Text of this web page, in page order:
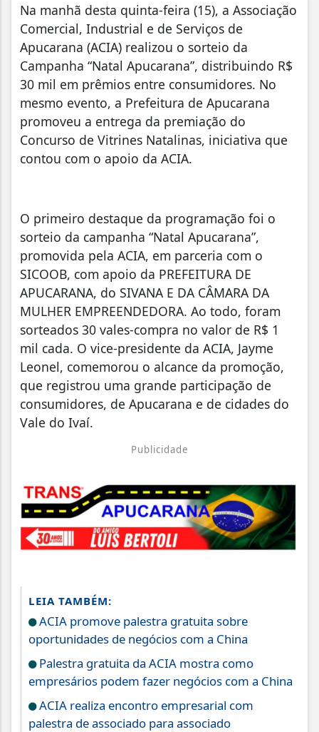
Na manhã desta quinta-feira (15), a Associação
Comercial, Industrial e de Serviços de
Apucarana (ACIA) realizou o sorteio da
Campanha “Natal Apucarana”, distribuindo R$
30 mil em prêmios entre consumidores. No
mesmo evento, a Prefeitura de Apucarana
promoveu a entrega da premiação do
Concurso de Vitrines Natalinas, iniciativa que
contou com o apoio da ACIA.
O primeiro destaque da programação foi o
sorteio da campanha “Natal Apucarana”,
promovida pela ACIA, em parceria com o
SICOOB, com apoio da PREFEITURA DE
APUCARANA, do SIVANA E DA CÂMARA DA
MULHER EMPREENDEDORA. Ao todo, foram
sorteados 30 vales-compra no valor de R$ 1
mil cada. O vice-presidente da ACIA, Jayme
Leonel, comemorou o alcance da promoção,
que registrou uma grande participação de
consumidores, de Apucarana e de cidades do
Vale do Ivaí.
Publicidade
LEIA TAMBÉM:
ACIA promove palestra gratuita sobre
oportunidades de negócios com a China
Palestra gratuita da ACIA mostra como
empresários podem fazer negócios com a China
ACIA realiza encontro empresarial com
palestra de associado para associado